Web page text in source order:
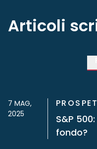
Articoli
7 MAG,
2025
S&P
fondo?